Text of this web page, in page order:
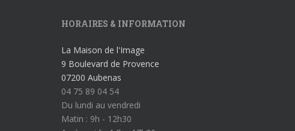
HORAIRES & INFORMATION
La Maison de l'Image
9 Boulevard de Provence
07200 Aubenas
04 75 89 04 54
Du lundi au vendredi
Matin : 9h - 12h30